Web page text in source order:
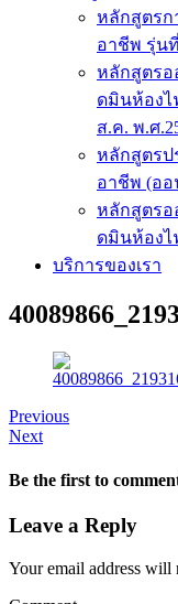
หลักสูตรก
อาชีพ รุ่นที่
หลักสูตรอ
ดมินห้องไ
ส.ค. พ.ศ
หลักสูตรป
อาชีพ (ออ
หลักสูตรอ
ดมินห้องไ
บริการของเรา
Previous
Next
Be the first to
Leave a Reply
Your email address will